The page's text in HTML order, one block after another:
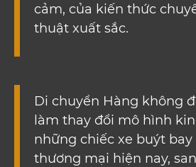
cảm, của kiến ​​thức
thuật xuất sắc.
Di chuyển Hàng không
làm thay đổi mô hình
những chiếc xe buýt
thương mại hiện nay,